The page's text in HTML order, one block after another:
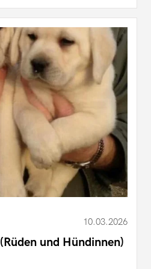
10.03.2026
und Hündinnen)